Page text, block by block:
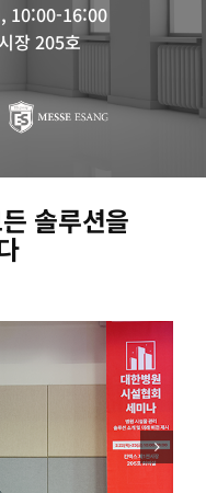
10:00-16:00
장 205호
솔루션을